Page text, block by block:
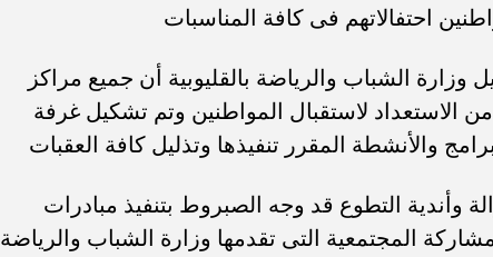
احتفالاتهم فى كافة المناسبات
الشباب والرياضة بالقليوبية أن جميع مراكز
الاستعداد لاستقبال المواطنين وتم تشكيل غرفة
والأنشطة المقرر تنفيذها وتذليل كافة العقبات
التطوع قد وجه الصبروط بتنفيذ مبادرات
المجتمعية التى تقدمها وزارة الشباب والرياضة